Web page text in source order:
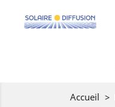
Accueil >